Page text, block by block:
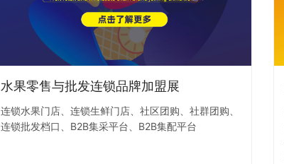
水果零售与批发连锁品牌加盟展
连锁水果门店、连锁生鲜门店、社区团购、社群团购、
连锁批发档口、B2B集采平台、B2B集配平台